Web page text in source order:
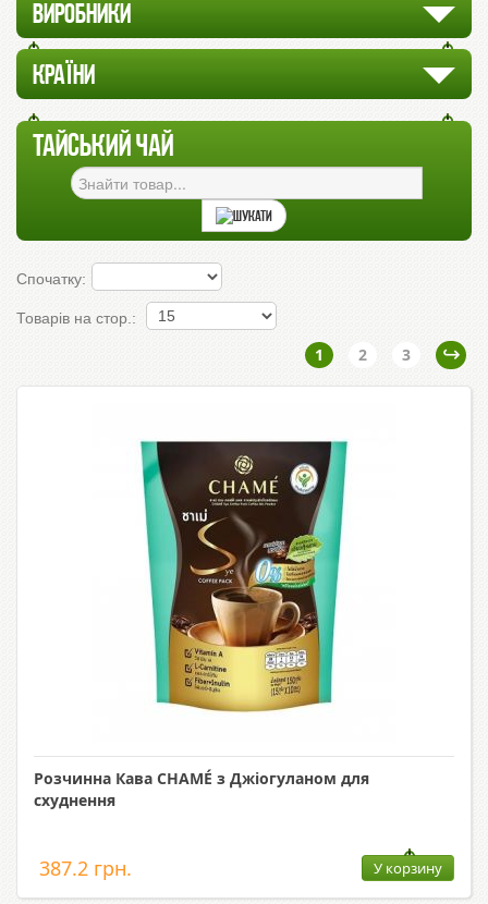
ВИРОБНИКИ
КРАЇНИ
ТАЙСЬКИЙ ЧАЙ
Спочатку:
Товарів на стор.:
1 2 3
Розчинна Кава CHAMÉ з Джіогуланом для
схуднення
387.2 грн. У корзину